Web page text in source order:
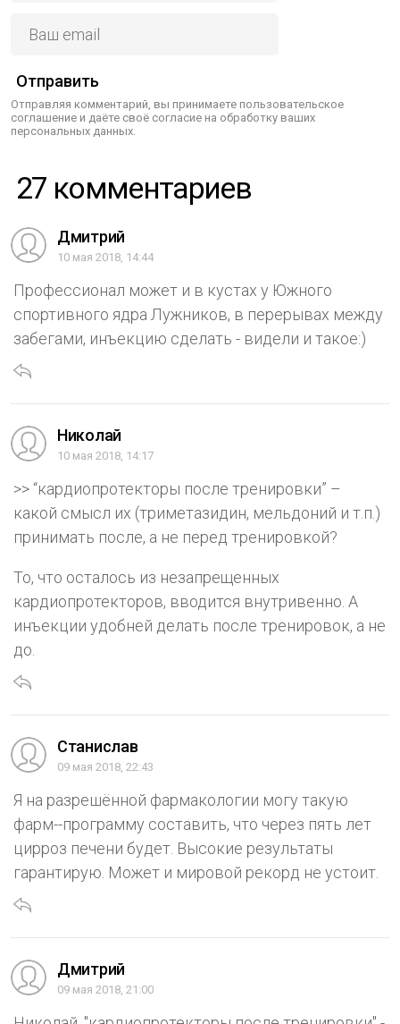
Отправить
Отправляя комментарий, вы принимаете пользовательское
соглашение и даёте своё согласие на обработку ваших
персональных данных.
27 комментариев
Дмитрий
10 мая 2018, 14:44
Профессионал может и в кустах у Южного
спортивного ядра Лужников, в перерывах между
забегами, инъекцию сделать - видели и такое:)
Николай
10 мая 2018, 14:17
>> “кардиопротекторы после тренировки” –
какой смысл их (триметазидин, мельдоний и т.п.)
принимать после, а не перед тренировкой?
То, что осталось из незапрещенных
кардиопротекторов, вводится внутривенно. А
инъекции удобней делать после тренировок, а не
до.
Станислав
09 мая 2018, 22:43
Я на разрешённой фармакологии могу такую
фарм--программу составить, что через пять лет
цирроз печени будет. Высокие результаты
гарантирую. Может и мировой рекорд не устоит.
Дмитрий
09 мая 2018, 21:00